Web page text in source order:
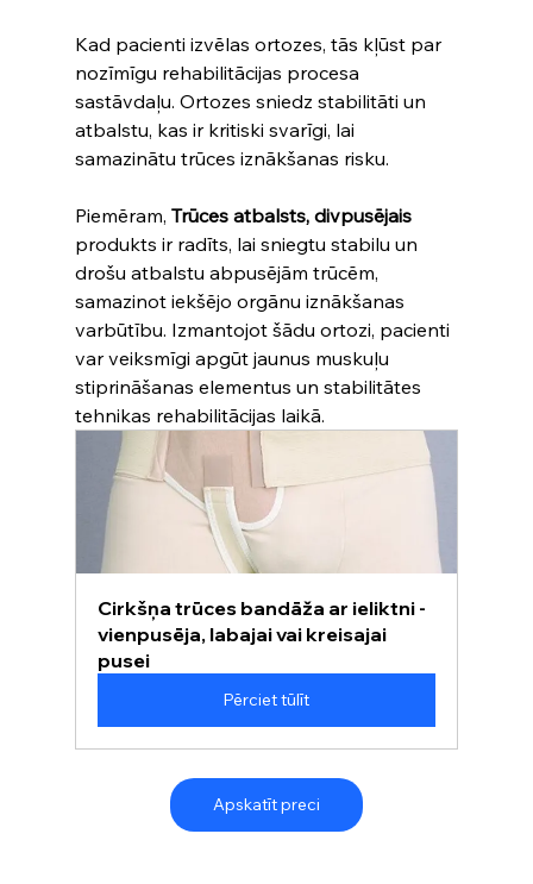
Kad pacienti izvēlas ortozes, tās kļūst par
nozīmīgu rehabilitācijas procesa
sastāvdaļu. Ortozes sniedz stabilitāti un
atbalstu, kas ir kritiski svarīgi, lai
samazinātu trūces iznākšanas risku.
Piemēram, Trūces atbalsts, divpusējais
produkts ir radīts, lai sniegtu stabilu un
drošu atbalstu abpusējām trūcēm,
samazinot iekšējo orgānu iznākšanas
varbūtību. Izmantojot šādu ortozi, pacienti
var veiksmīgi apgūt jaunus muskuļu
stiprināšanas elementus un stabilitātes
tehnikas rehabilitācijas laikā.
Cirkšņa trūces bandāža ar ieliktni -
vienpusēja, labajai vai kreisajai
pusei
Pērciet tūlīt
Apskatīt preci